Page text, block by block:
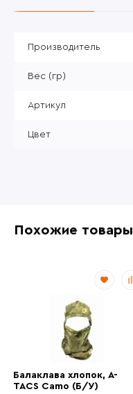
Производитель
Вес (гр)
Артикул
Цвет
Похожие товары
Балаклава хлопок, A-
TACS Camo (Б/У)